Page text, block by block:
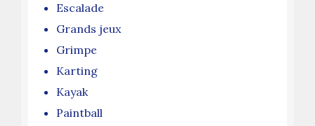
Escalade
Grands jeux
Grimpe
Karting
Kayak
Paintball